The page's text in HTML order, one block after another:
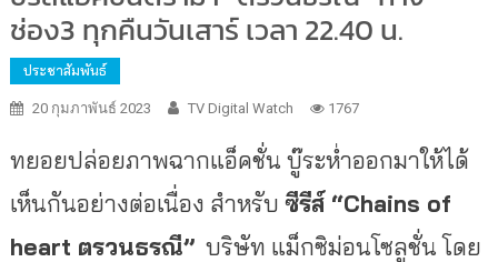
ช่อง3 ทุกคืนวันเสาร์ เวลา 22.40 น.
ประชาสัมพันธ์
20 กุมภาพันธ์ 2023 TV Digital Watch 1767
ทยอยปล่อยภาพฉากแอ็คชั่น บู๊ระห่ำออกมาให้ได้
เห็นกันอย่างต่อเนื่อง สำหรับ ซีรีส์ “Chains of
heart ตรวนธรณี”บริษัท แม็กซิม่อนโซลูชั่น โดย